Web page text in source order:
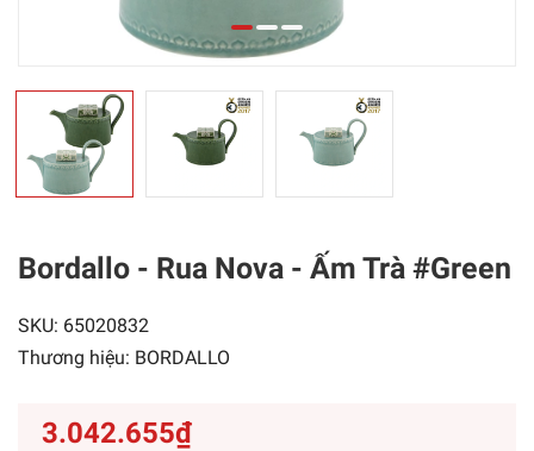
Bordallo - Rua Nova - Ấm Trà #Green
SKU: 65020832
Thương hiệu: BORDALLO
3.042.655₫